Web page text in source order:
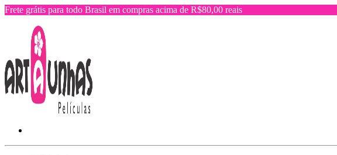
Frete grátis para todo Brasil em compras acima de R$80,00 reais